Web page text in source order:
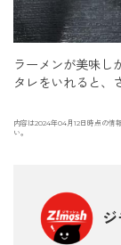
ラーメンが美味し
タレをいれると、
内容は2024年04月12日時点の情
い。